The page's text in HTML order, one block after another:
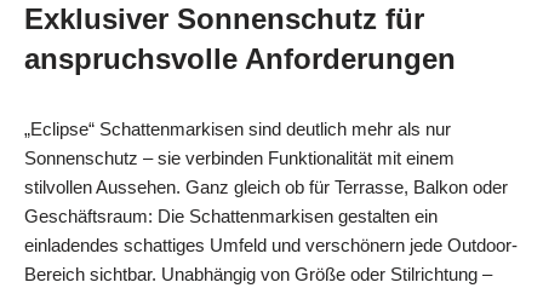
Exklusiver Sonnenschutz für
anspruchsvolle Anforderungen
„Eclipse“ Schattenmarkisen sind deutlich mehr als nur
Sonnenschutz – sie verbinden Funktionalität mit einem
stilvollen Aussehen. Ganz gleich ob für Terrasse, Balkon oder
Geschäftsraum: Die Schattenmarkisen gestalten ein
einladendes schattiges Umfeld und verschönern jede Outdoor-
Bereich sichtbar. Unabhängig von Größe oder Stilrichtung –